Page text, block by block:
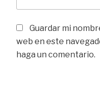
Guardar mi
web en este
haga un comentario.